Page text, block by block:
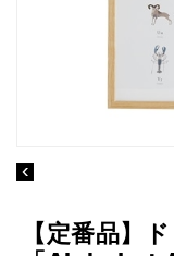
【定番品】